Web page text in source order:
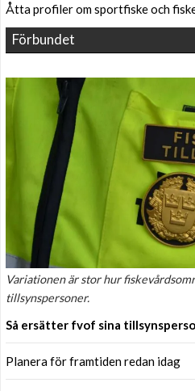
Åtta profiler om sportfiske och
Förbundet
Variationen är stor hur
tillsynspersoner.
Så ersätter fvof sina
Planera för framtiden redan idag